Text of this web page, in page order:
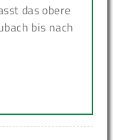
das obere
bis nach